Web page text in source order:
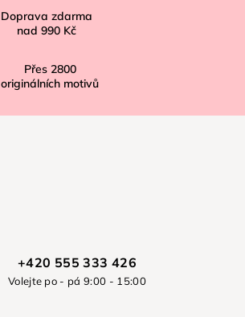
Doprava zdarma
nad 990 Kč
Přes 2800
originálních motivů
+420 555 333 426
Volejte po - pá 9:00 - 15:00